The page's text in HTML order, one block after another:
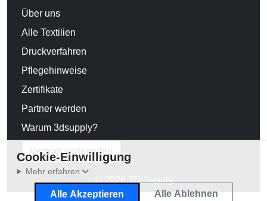
Über uns
Alle Textilien
Druckverfahren
Pflegehinweise
Zertifikate
Partner werden
Warum 3dsupply?
Vertrag widerrufen
© 2026 3D Supply
Cookie-Einwilligung
Mehr erfahren
Alle Akzeptieren Alle Ablehnen